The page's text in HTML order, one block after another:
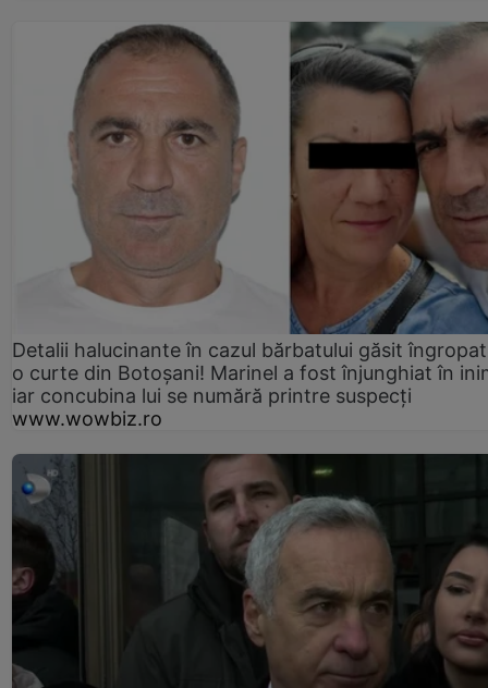
Detalii halucinante în cazul bărbatului găsit
o curte din Botoșani! Marinel a fost înjunghiat în
iar concubina lui se numără printre suspecți
www.wowbiz.ro